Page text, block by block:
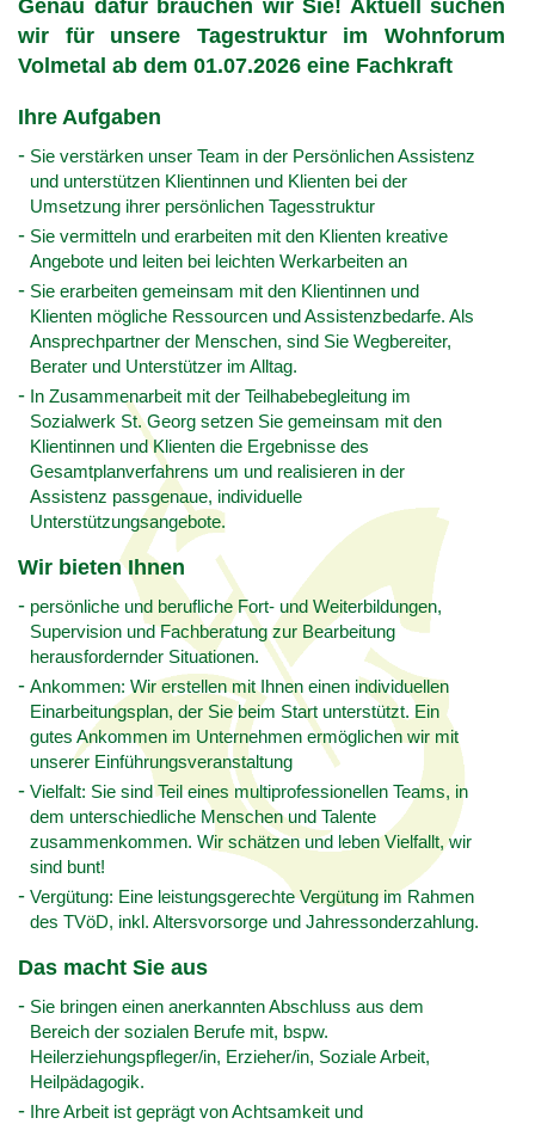
Genau dafür brauchen wir Sie! Aktuell suchen
wir für unsere Tagestruktur im Wohnforum
Volmetal ab dem 01.07.2026 eine Fachkraft
Ihre Aufgaben
Sie verstärken unser Team in der Persönlichen Assistenz
und unterstützen Klientinnen und Klienten bei der
Umsetzung ihrer persönlichen Tagesstruktur
Sie vermitteln und erarbeiten mit den Klienten kreative
Angebote und leiten bei leichten Werkarbeiten an
Sie erarbeiten gemeinsam mit den Klientinnen und
Klienten mögliche Ressourcen und Assistenzbedarfe. Als
Ansprechpartner der Menschen, sind Sie Wegbereiter,
Berater und Unterstützer im Alltag.
In Zusammenarbeit mit der Teilhabebegleitung im
Sozialwerk St. Georg setzen Sie gemeinsam mit den
Klientinnen und Klienten die Ergebnisse des
Gesamtplanverfahrens um und realisieren in der
Assistenz passgenaue, individuelle
Unterstützungsangebote.
Wir bieten Ihnen
persönliche und berufliche Fort- und Weiterbildungen,
Supervision und Fachberatung zur Bearbeitung
herausfordernder Situationen.
Ankommen: Wir erstellen mit Ihnen einen individuellen
Einarbeitungsplan, der Sie beim Start unterstützt. Ein
gutes Ankommen im Unternehmen ermöglichen wir mit
unserer Einführungsveranstaltung
Vielfalt: Sie sind Teil eines multiprofessionellen Teams, in
dem unterschiedliche Menschen und Talente
zusammenkommen. Wir schätzen und leben Vielfallt, wir
sind bunt!
Vergütung: Eine leistungsgerechte Vergütung im Rahmen
des TVöD, inkl. Altersvorsorge und Jahressonderzahlung.
Das macht Sie aus
Sie bringen einen anerkannten Abschluss aus dem
Bereich der sozialen Berufe mit, bspw.
Heilerziehungspfleger/in, Erzieher/in, Soziale Arbeit,
Heilpädagogik.
Ihre Arbeit ist geprägt von Achtsamkeit und